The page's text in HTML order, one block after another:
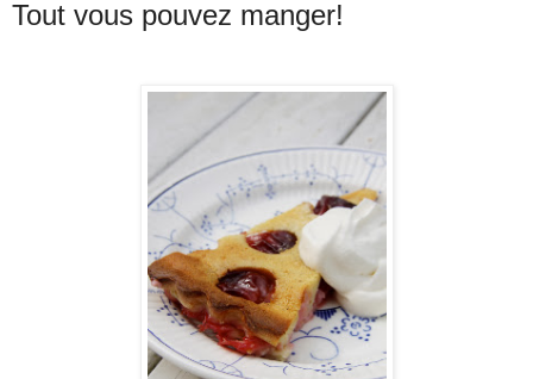
Tout vous pouvez manger!